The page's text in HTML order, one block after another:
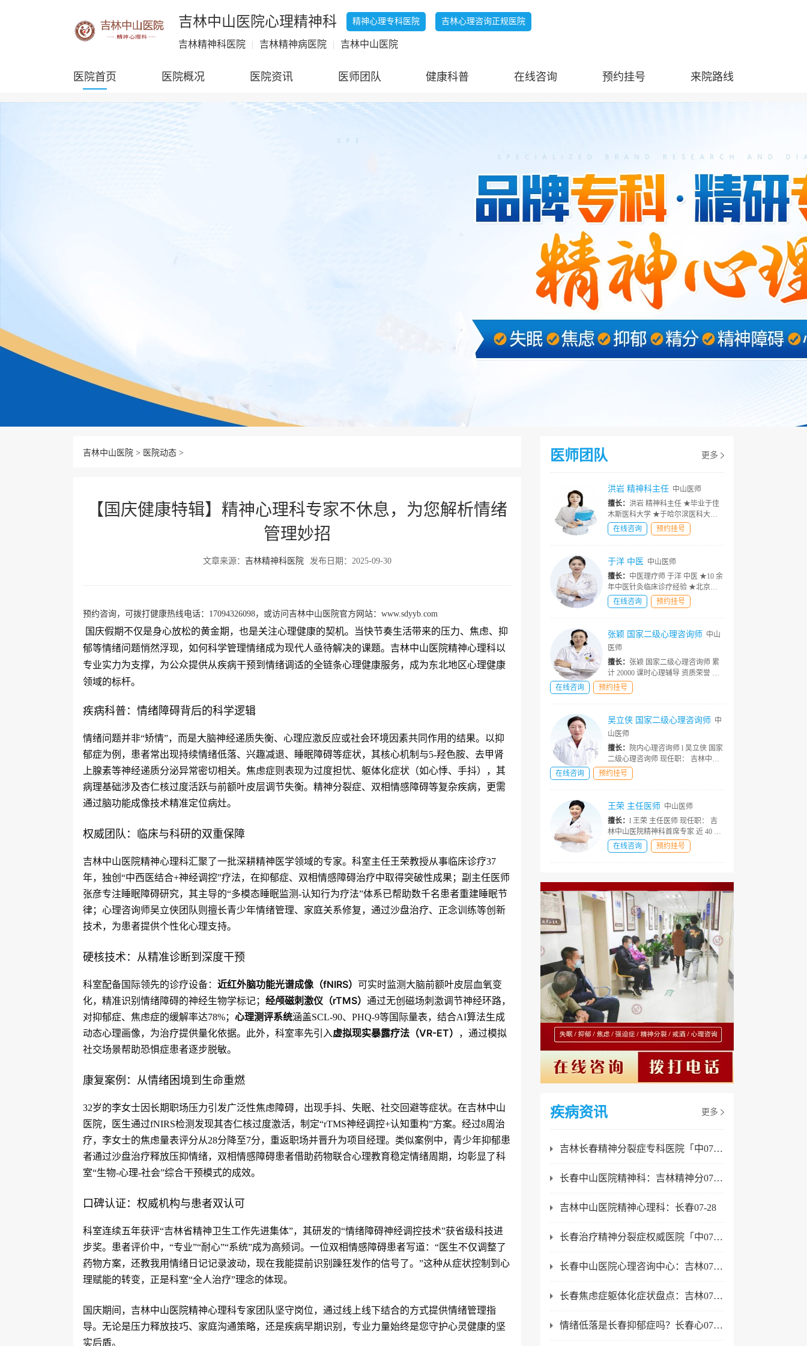
吉林中山医院心理精神科 精神心理专科医院 吉林心理咨询正规医院
吉林精神科医院 | 吉林精神病医院 | 吉林中山医院
医院首页 医院概况 医院资讯 医师团队 健康科普 在线咨询 预约挂号 来院路线
吉林中山医院 > 医院动态 >
【国庆健康特辑】精神心理科专家不休息，为您解析情绪
管理妙招
文章来源： 吉林精神科医院 发布日期：2025-09-30
预约咨询，可拨打健康热线电话：17094326098，或访问吉林中山医院官方网站：www.sdyyb.com
国庆假期不仅是身心放松的黄金期，也是关注心理健康的契机。当快节奏生活带来的压力、焦虑、抑
郁等情绪问题悄然浮现，如何科学管理情绪成为现代人亟待解决的课题。吉林中山医院精神心理科以
专业实力为支撑，为公众提供从疾病干预到情绪调适的全链条心理健康服务，成为东北地区心理健康
领域的标杆。
疾病科普：情绪障碍背后的科学逻辑
情绪问题并非“矫情”，而是大脑神经递质失衡、心理应激反应或社会环境因素共同作用的结果。以抑
郁症为例，患者常出现持续情绪低落、兴趣减退、睡眠障碍等症状，其核心机制与5-羟色胺、去甲肾
上腺素等神经递质分泌异常密切相关。焦虑症则表现为过度担忧、躯体化症状（如心悸、手抖），其
病理基础涉及杏仁核过度活跃与前额叶皮层调节失衡。精神分裂症、双相情感障碍等复杂疾病，更需
通过脑功能成像技术精准定位病灶。
权威团队：临床与科研的双重保障
吉林中山医院精神心理科汇聚了一批深耕精神医学领域的专家。科室主任王荣教授从事临床诊疗37
年，独创“中西医结合+神经调控”疗法，在抑郁症、双相情感障碍治疗中取得突破性成果；副主任医师
张彦专注睡眠障碍研究，其主导的“多模态睡眠监测-认知行为疗法”体系已帮助数千名患者重建睡眠节
律；心理咨询师吴立侠团队则擅长青少年情绪管理、家庭关系修复，通过沙盘治疗、正念训练等创新
技术，为患者提供个性化心理支持。
硬核技术：从精准诊断到深度干预
科室配备国际领先的诊疗设备： 近红外脑功能光谱成像（fNIRS） 可实时监测大脑前额叶皮层血氧变
化，精准识别情绪障碍的神经生物学标记； 经颅磁刺激仪（rTMS） 通过无创磁场刺激调节神经环路，
对抑郁症、焦虑症的缓解率达78%； 心理测评系统涵盖SCL-90、PHQ-9等国际量表，结合AI算法生成
动态心理画像，为治疗提供量化依据。此外，科室率先引入虚拟现实暴露疗法（VR-ET）
，通过模拟
社交场景帮助恐惧症患者逐步脱敏。
康复案例：从情绪困境到生命重燃
32岁的李女士因长期职场压力引发广泛性焦虑障碍，出现手抖、失眠、社交回避等症状。在吉林中山
医院，医生通过fNIRS检测发现其杏仁核过度激活，制定“rTMS神经调控+认知重构”方案。经过8周治
疗，李女士的焦虑量表评分从28分降至7分，重返职场并晋升为项目经理。类似案例中，青少年抑郁患
者通过沙盘治疗释放压抑情绪，双相情感障碍患者借助药物联合心理教育稳定情绪周期，均彰显了科
室“生物-心理-社会”综合干预模式的成效。
口碑认证：权威机构与患者双认可
科室连续五年获评“吉林省精神卫生工作先进集体”，其研发的“情绪障碍神经调控技术”获省级科技进
步奖。患者评价中，“专业”“耐心”“系统”成为高频词。一位双相情感障碍患者写道：“医生不仅调整了
药物方案，还教我用情绪日记记录波动，现在我能提前识别躁狂发作的信号了。”这种从症状控制到心
理赋能的转变，正是科室“全人治疗”理念的体现。
国庆期间，吉林中山医院精神心理科专家团队坚守岗位，通过线上线下结合的方式提供情绪管理指
导。无论是压力释放技巧、家庭沟通策略，还是疾病早期识别，专业力量始终是您守护心灵健康的坚
实后盾。
医师团队 更多
洪岩 精神科主任 中山医师
擅长： 洪岩 精神科主任 ★毕业于佳
木斯医科大学 ★于哈尔滨医科大学
附属第一医院精神科进修 ★省中医
药学神志分会会员 ★多次参加省内
历： 洪岩医生一直在精神心理科...
在线咨询 预约挂号
于洋 中医 中山医师
擅长： 中医理疗师 于洋 中医 ★10 余
年中医针灸临床诊疗经验 ★北京中
医药大学毕业 ★吉林中山医院中医
★中医针灸传承人 ★中医康复理疗
穴、面针、背俞针法、鬼门十三...
在线咨询 预约挂号
张颖 国家二级心理咨询师 中山
医师
擅长： 张颖 国家二级心理咨询师 累
计 20000 课时心理辅导 资质荣誉 ★
高级心理咨询专家 ★中国心理咨询
师协会会员 ★中国科学院心理研究
导师 简介详情 擅长对青少年...
在线咨询 预约挂号
吴立侠 国家二级心理咨询师 中
山医师
擅长：
院内心理咨询师 l 吴立侠 国家
二级心理咨询师 现任职： 吉林中山
医院资深心理咨询师、分析师 2 万 +
个案咨询时长 资质荣誉 ★儿童 青少
疗愈专家 ★ 特殊孩子...
在线咨询 预约挂号
王荣 主任医师 中山医师
擅长： l 王荣 主任医师 现任职： 吉
林中山医院精神科首席专家 近 40 年
资深精神心理临床诊疗经验 社会荣
誉 ★中国医师协会精神科医师分会
在线咨询 预约挂号
疾病资讯 更多
吉林长春精神分裂症专科医院「中07-28
长春中山医院精神科：吉林精神分07-28
吉林中山医院精神心理科：长春07-28
长春治疗精神分裂症权威医院「中07-28
长春中山医院心理咨询中心：吉林07-28
长春焦虑症躯体化症状盘点：吉林07-23
情绪低落是长春抑郁症吗？长春心07-23